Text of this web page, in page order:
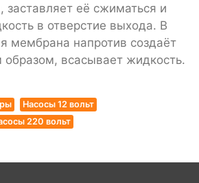
заставляет её сжиматься и
в отверстие выхода. В
мембрана напротив создаёт
образом, всасывает жидкость.
Насосы 12 вольт
220 вольт